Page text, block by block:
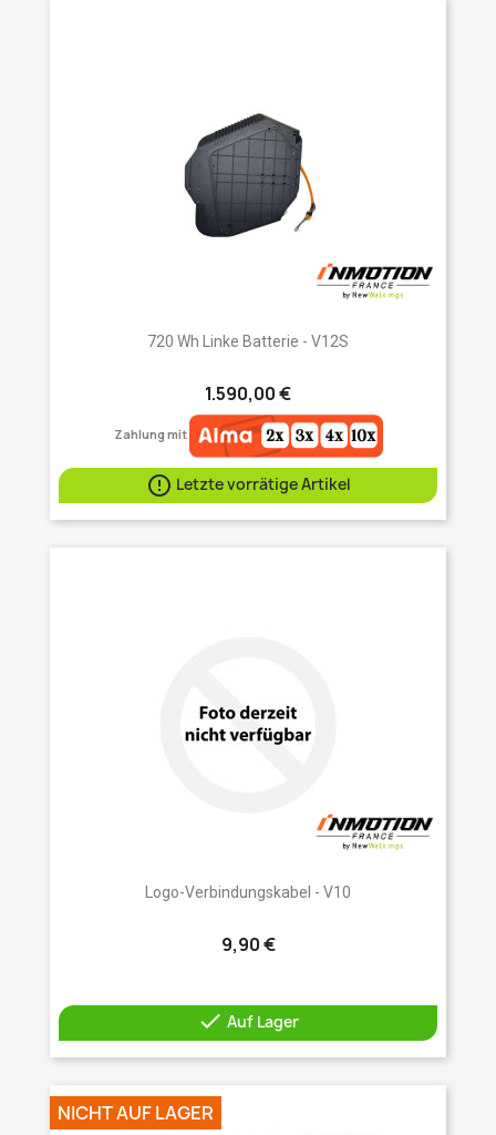
720 Wh Linke Batterie - V12S
1.590,00 €
Zahlung mit
 Letzte vorrätige Artikel
Logo-Verbindungskabel - V10
9,90 €
 Auf Lager
NICHT AUF LAGER